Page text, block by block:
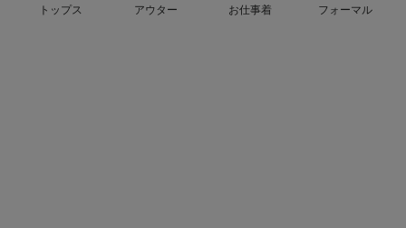
トップス
アウター
お仕事着
フォーマル